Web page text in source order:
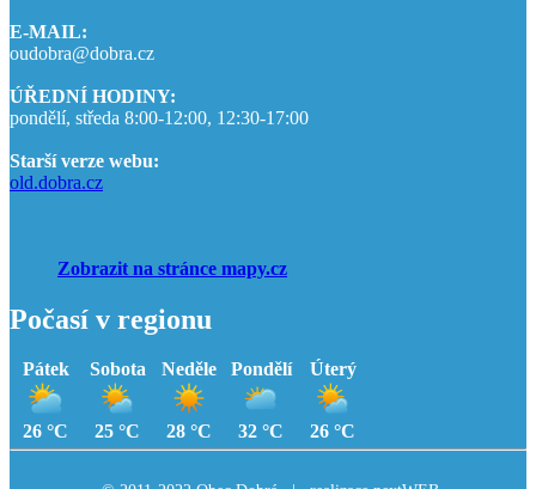
E-MAIL:
oudobra@dobra.cz
ÚŘEDNÍ HODINY:
pondělí, středa 8:00-12:00, 12:30-17:00
Starší verze webu:
old.dobra.cz
Zobrazit na stránce mapy.cz
Počasí v regionu
Pátek
26 °C
Sobota
25 °C
Neděle
28 °C
Pondělí
32 °C
Úterý
26 °C